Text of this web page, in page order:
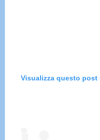
Visualizza questo post